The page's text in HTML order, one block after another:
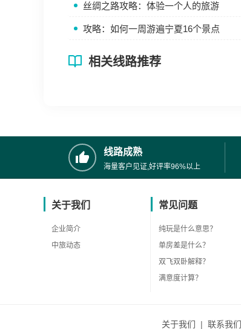
丝绸之路攻略：体验一个人的旅游
攻略：如何一周游遍宁夏16个景点
相关线路推荐
线路成熟
海量客户见证,好评率96%以上
关于我们
企业简介
中旅动态
常见问题
纯玩是什么意思？
单房差是什么？
双飞双卧解释？
满意度计算？
关于我们 | 联系我们